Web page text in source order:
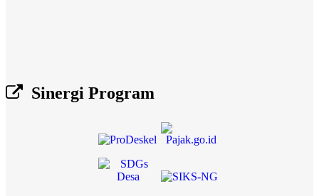
Sinergi Program